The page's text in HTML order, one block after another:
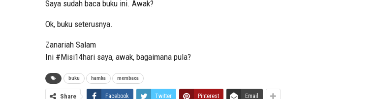
Saya sudah baca buku ini. Awak?
Ok, buku seterusnya.
Zanariah Salam
Ini #Misi14hari saya, awak, bagaimana pula?
buku hamka membaca
Share Facebook Twitter Pinterest Email